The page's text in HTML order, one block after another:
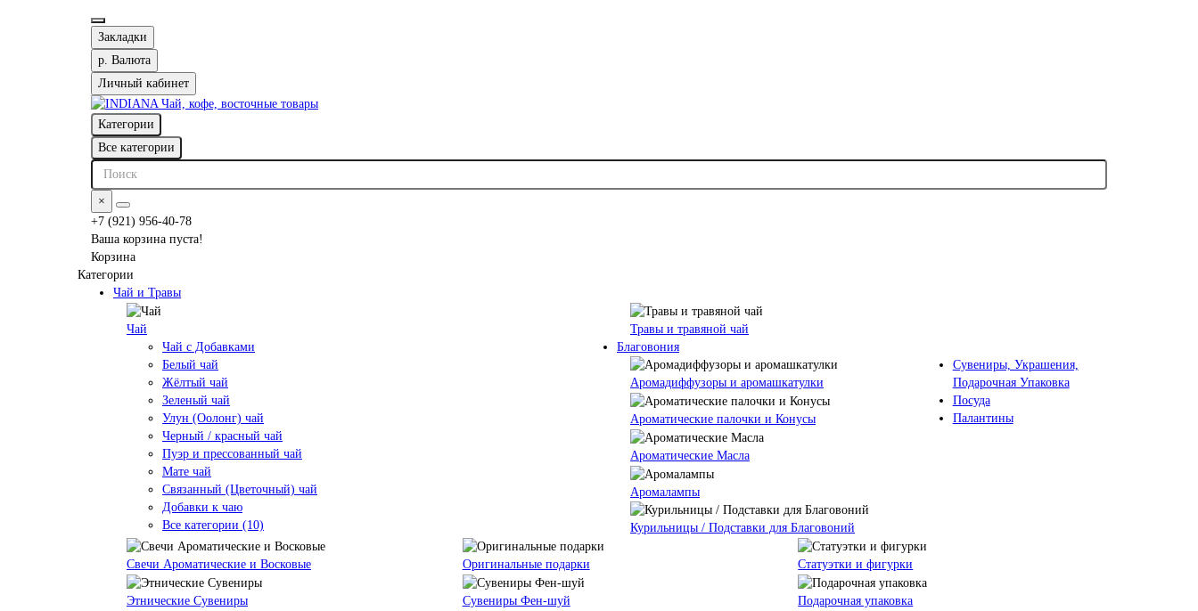
Закладки
р. Валюта
Личный кабинет
Категории
Все категории
×
+7 (921) 956-40-78
Ваша корзина пуста!
Корзина
Категории
Чай и Травы
Чай
Чай с Добавками
Белый чай
Жёлтый чай
Зеленый чай
Улун (Оолонг) чай
Черный / красный чай
Пуэр и прессованный чай
Мате чай
Связанный (Цветочный) чай
Добавки к чаю
Все категории (10)
Травы и травяной чай
Благовония
Аромадиффузоры и аромашкатулки
Ароматические палочки и Конусы
Ароматические Масла
Аромалампы
Курильницы / Подставки для Благовоний
Свечи Ароматические и Восковые
Сувениры, Украшения,
Подарочная Упаковка
Оригинальные подарки Статуэтки и фигурки
Этнические Сувениры Сувениры Фен-шуй Подарочная упаковка
Посуда
Палантины